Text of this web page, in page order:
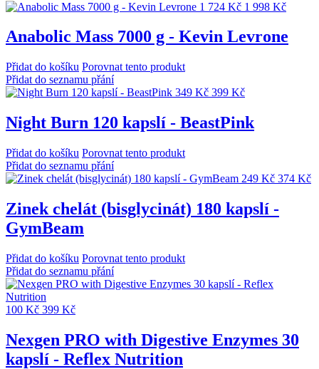
1 724 Kč 1 998 Kč
Anabolic Mass 7000 g - Kevin Levrone
Přidat do košíku Porovnat tento produkt
Přidat do seznamu přání
349 Kč 399 Kč
Night Burn 120 kapslí - BeastPink
Přidat do košíku Porovnat tento produkt
Přidat do seznamu přání
249 Kč 374 Kč
Zinek chelát (bisglycinát) 180 kapslí -
GymBeam
Přidat do košíku Porovnat tento produkt
Přidat do seznamu přání
100 Kč 399 Kč
Nexgen PRO with Digestive Enzymes 30
kapslí - Reflex Nutrition